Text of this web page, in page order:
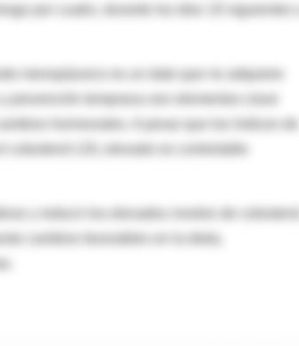
por cuatro, durante los diez 10 siguientes a
prevención temprana son elementos clave
colesterol LDL elevado es controlable
y reducir los elevados niveles de colesterol,
cambios favorables en la dieta,